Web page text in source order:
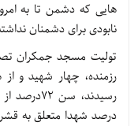
هایی که دشمن تا به
نابودی برای دشمنان
تولیت مسجد جمکران